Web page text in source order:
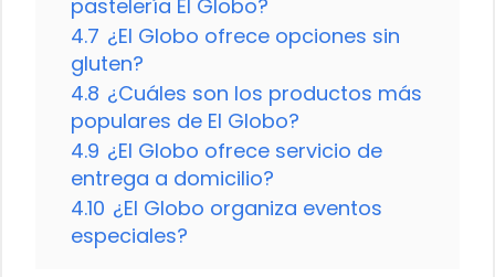
pastelería El Globo?
4.7 ¿El Globo ofrece opciones sin
gluten?
4.8 ¿Cuáles son los productos más
populares de El Globo?
4.9 ¿El Globo ofrece servicio de
entrega a domicilio?
4.10 ¿El Globo organiza eventos
especiales?